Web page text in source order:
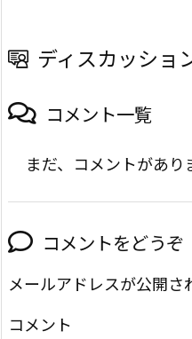
ディスカッショ
コメント一覧
まだ、コメントがあり
コメントをどうぞ
メールアドレスが公開さ
コメント